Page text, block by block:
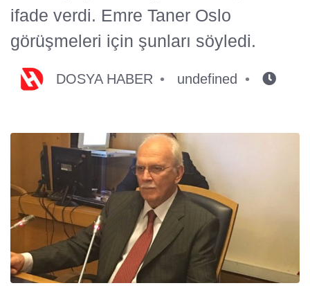
ifade verdi. Emre Taner Oslo
görüşmeleri için şunları söyledi.
DOSYA HABER undefined